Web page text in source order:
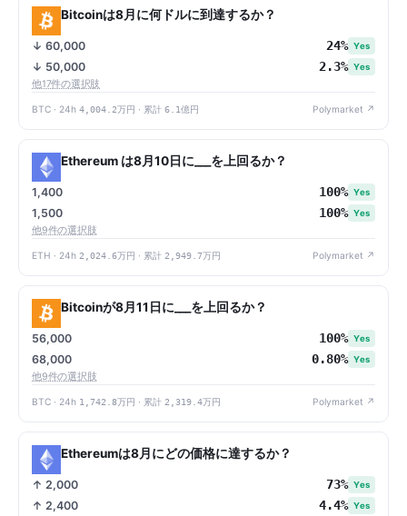
Bitcoinは8月に何ドルに到達するか？
↓ 60,000 24% Yes
↓ 50,000 2.3% Yes
他17件の選択肢
BTC · 24h 4,004.2万円 · 累計 6.1億円 Polymarket ↗
Ethereum は8月10日に___を上回るか？
1,400 100% Yes
1,500 100% Yes
他9件の選択肢
ETH · 24h 2,024.6万円 · 累計 2,949.7万円 Polymarket ↗
Bitcoinが8月11日に___を上回るか？
56,000 100% Yes
68,000 0.80% Yes
他9件の選択肢
BTC · 24h 1,742.8万円 · 累計 2,319.4万円 Polymarket ↗
Ethereumは8月にどの価格に達するか？
↑ 2,000 73% Yes
↑ 2,400 4.4% Yes